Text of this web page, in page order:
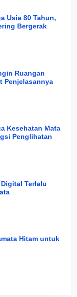
Usia 80 Tahun,
Bergerak
Ruangan
Penjelasannya
Kesehatan Mata
Penglihatan
Terlalu
Hitam untuk